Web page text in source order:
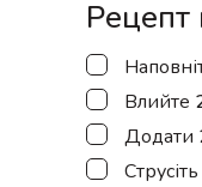
Рецепт
▢
▢
Влийте
▢
Додати
▢